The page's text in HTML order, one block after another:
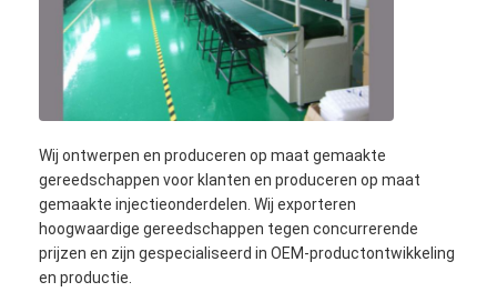
Wij ontwerpen en produceren op maat gemaakte
gereedschappen voor klanten en produceren op maat
gemaakte injectieonderdelen. Wij exporteren
hoogwaardige gereedschappen tegen concurrerende
prijzen en zijn gespecialiseerd in OEM-productontwikkeling
en productie.